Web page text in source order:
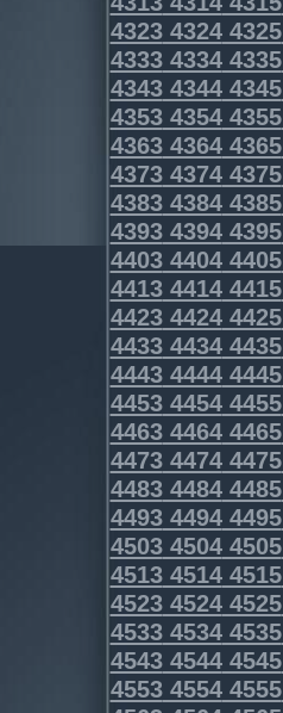
432343244325
433343344335
434343444345
435343544355
436343644365
437343744375
438343844385
439343944395
440344044405
441344144415
442344244425
443344344435
444344444445
445344544455
446344644465
447344744475
448344844485
449344944495
450345044505
451345144515
452345244525
453345344535
454345444545
455345544555